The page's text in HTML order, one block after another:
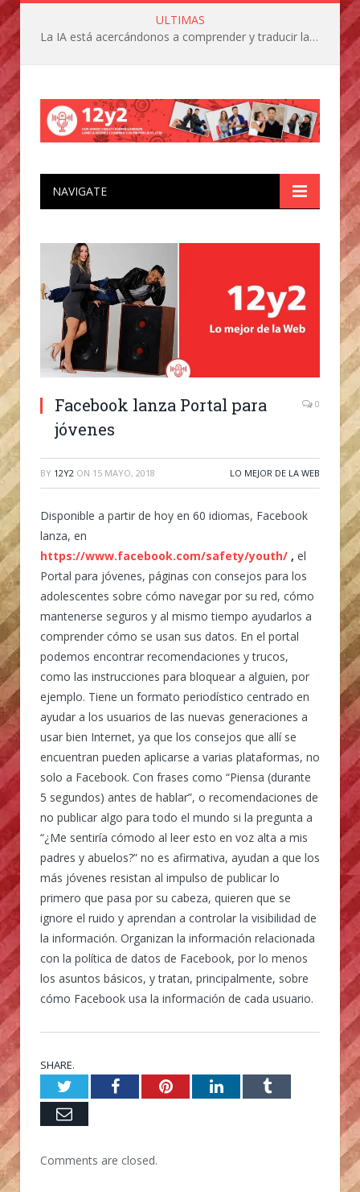
ULTIMAS
La IA está acercándonos a comprender y traducir las vocalizaciones y comportamientos de nuestras mascotas
NAVIGATE
Facebook lanza Portal para
jóvenes
0
BY 12Y2 ON 15 MAYO, 2018 LO MEJOR DE LA WEB
Disponible a partir de hoy en 60 idiomas, Facebook
lanza, en
https://www.facebook.com/safety/youth/ , el
Portal para jóvenes, páginas con consejos para los
adolescentes sobre cómo navegar por su red, cómo
mantenerse seguros y al mismo tiempo ayudarlos a
comprender cómo se usan sus datos. En el portal
podemos encontrar recomendaciones y trucos,
como las instrucciones para bloquear a alguien, por
ejemplo. Tiene un formato periodístico centrado en
ayudar a los usuarios de las nuevas generaciones a
usar bien Internet, ya que los consejos que allí se
encuentran pueden aplicarse a varias plataformas, no
solo a Facebook. Con frases como “Piensa (durante
5 segundos) antes de hablar”, o recomendaciones de
no publicar algo para todo el mundo si la pregunta a
“¿Me sentiría cómodo al leer esto en voz alta a mis
padres y abuelos?” no es afirmativa, ayudan a que los
más jóvenes resistan al impulso de publicar lo
primero que pasa por su cabeza, quieren que se
ignore el ruido y aprendan a controlar la visibilidad de
la información. Organizan la información relacionada
con la política de datos de Facebook, por lo menos
los asuntos básicos, y tratan, principalmente, sobre
cómo Facebook usa la información de cada usuario.
SHARE.
TwitterFacebookPinterestLinkedInTumblr
Email
Comments are closed.